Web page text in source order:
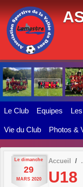
Le Club Equipes
Vie du Club Photos &
Le dimanche
29
MARS 2020
Accueil
U18
Panneau de gestion